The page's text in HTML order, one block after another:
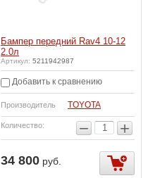
Бампер передний Rav4 10-12
2.0л
Артикул: 5211942987
Добавить к сравнению
Производитель TOYOTA
Количество: − +
34 800 руб.